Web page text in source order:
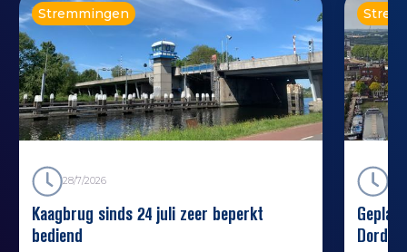
Stremmingen
28/7/2026
Kaagbrug sinds 24 juli zeer beperkt
bediend